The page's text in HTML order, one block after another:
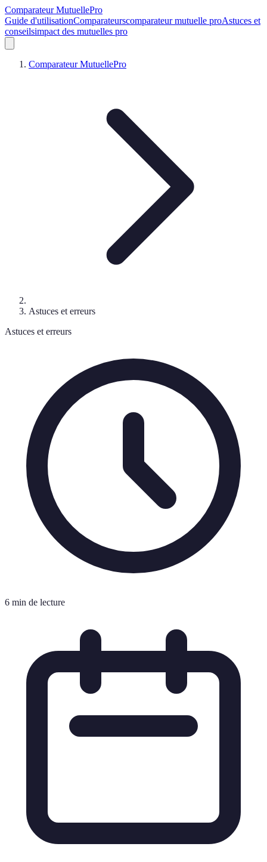
Comparateur MutuellePro
Guide d'utilisationComparateurscomparateur mutuelle proAstuces et
conseilsimpact des mutuelles pro
Comparateur MutuellePro
Astuces et erreurs
Astuces et erreurs
6 min de lecture